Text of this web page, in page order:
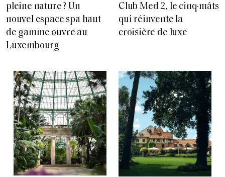
pleine nature ? Un
nouvel espace spa haut
de gamme ouvre au
Luxembourg
Club Med 2, le cinq-mâts
qui réinvente la
croisière de luxe